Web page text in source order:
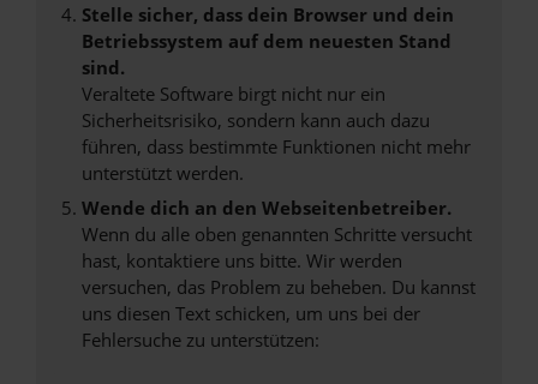
Stelle sicher, dass dein Browser und dein
Betriebssystem auf dem neuesten Stand
sind.
Veraltete Software birgt nicht nur ein
Sicherheitsrisiko, sondern kann auch dazu
führen, dass bestimmte Funktionen nicht mehr
unterstützt werden.
Wende dich an den Webseitenbetreiber.
Wenn du alle oben genannten Schritte versucht
hast, kontaktiere uns bitte. Wir werden
versuchen, das Problem zu beheben. Du kannst
uns diesen Text schicken, um uns bei der
Fehlersuche zu unterstützen: